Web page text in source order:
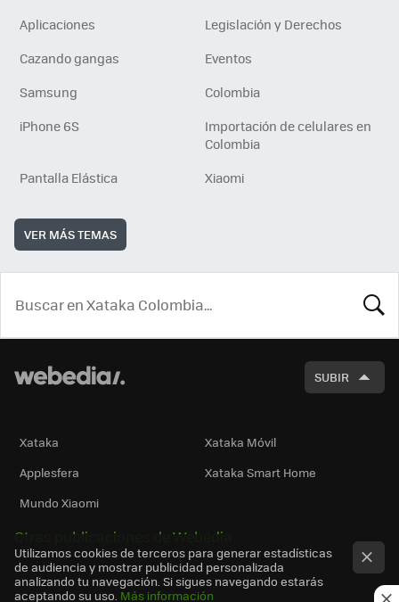
Aplicaciones
Legislación y Derechos
Cazando gangas
Eventos
Samsung
Colombia
iPhone 6S
Importación de celulares en
Colombia
Pantalla Elástica
Xiaomi
VER MÁS TEMAS
SUBIR
Xataka
Xataka Móvil
Applesfera
Xataka Smart Home
Mundo Xiaomi
Otras publicaciones de Webedia
Utilizamos cookies de terceros para generar estadísticas
de audiencia y mostrar publicidad personalizada
analizando tu navegación. Si sigues navegando estarás
aceptando su uso. Más información